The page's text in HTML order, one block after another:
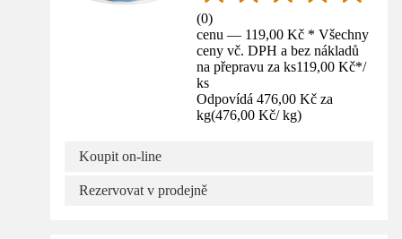
(0)
cenu — 119,00 Kč * Všechny
ceny vč. DPH a bez nákladů
na přepravu za ks119,00 Kč*/
ks
Odpovídá 476,00 Kč za
kg(476,00 Kč/ kg)
Koupit on-line
Rezervovat v prodejně